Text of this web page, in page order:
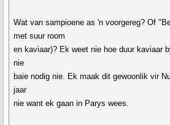
Wat van sampioene as 'n voorgereg? Of
met suur room
en kaviaar)? Ek weet nie hoe duur kaviaar
nie
baie nodig nie. Ek maak dit gewoonlik vir
jaar
nie want ek gaan in Parys wees.